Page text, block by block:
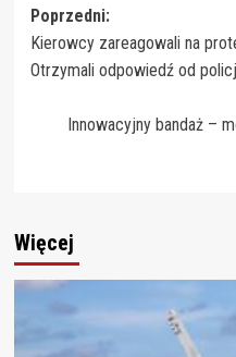
Zobacz
wpisy
Poprzedni:
Kierowcy zareagowali na
Otrzymali odpowiedź od
Innowacyjny bandaż –
Więcej